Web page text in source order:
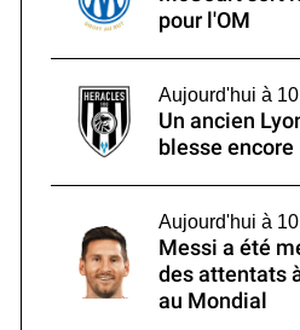
pour l'OM
Aujourd'hui à
Un ancien
blesse encore
Aujourd'hui à
Messi a été
des attentats
au Mondial